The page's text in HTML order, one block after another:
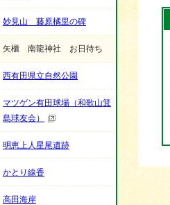
妙見山 藤原橘里の碑
矢櫃 南龍神社 お日待ち
西有田県立自然公園
マツゲン有田球場（和歌山箕
島球友会）
明恵上人星尾遺跡
かとり線香
高田海岸